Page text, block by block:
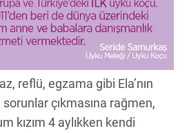
reflü, egzama gibi Ela’nın
çıkmasına rağmen,
kızım 4 aylıkken kendi